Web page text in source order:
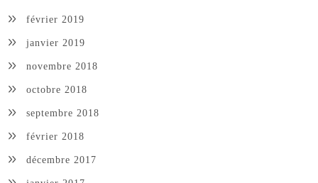
février 2019
janvier 2019
novembre 2018
octobre 2018
septembre 2018
février 2018
décembre 2017